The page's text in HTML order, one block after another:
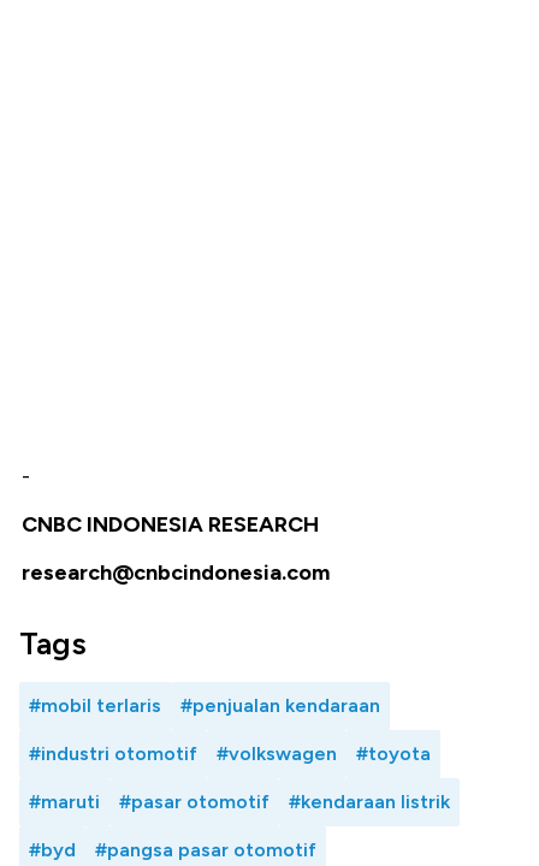
-
CNBC INDONESIA RESEARCH
research@cnbcindonesia.com
Tags
#mobil terlaris #penjualan kendaraan
#industri otomotif #volkswagen #toyota
#maruti #pasar otomotif #kendaraan listrik
#byd #pangsa pasar otomotif